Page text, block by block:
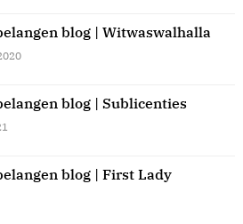
blog | Witwaswalhalla
blog | Sublicenties
blog | First Lady